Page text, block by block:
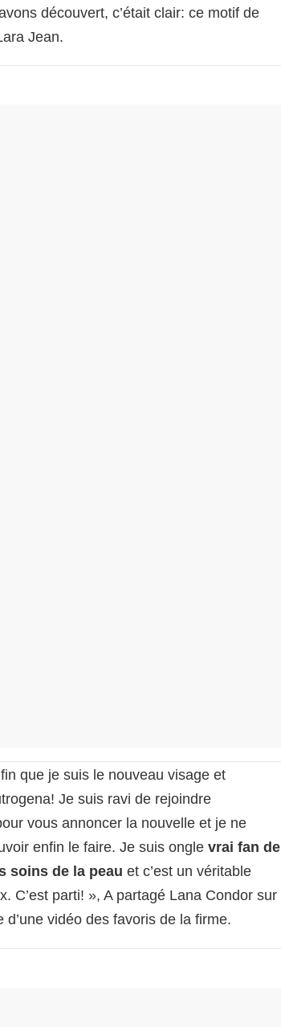
découvert, c’était clair: ce motif de
Jean.
que je suis le nouveau visage et
Je suis ravi de rejoindre
vous annoncer la nouvelle et je ne
enfin le faire. Je suis ongle vrai fan de
soins de la peau et c’est un véritable
C’est parti! », A partagé Lana Condor sur
vidéo des favoris de la firme.